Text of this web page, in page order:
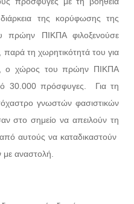
της κορύφωσης της
ΠΙΚΠΑ φιλοξενούσε
τη χωρητικότητά του για
ο χώρος του πρώην ΠΙΚΠΑ
30.000 πρόσφυγες. Για τη
γνωστών φασιστικών
στο σημείο να απειλούν τη
αυτούς να καταδικαστούν
αναστολή.